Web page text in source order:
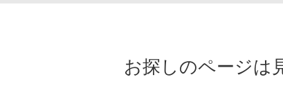
お探しのページは